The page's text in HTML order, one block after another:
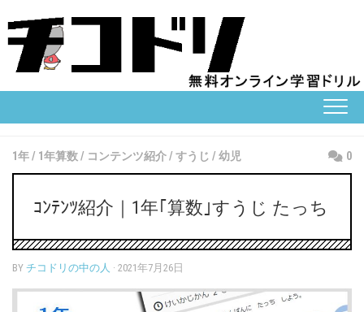
to
content
1年/ 1年算数/ コンテンツ紹介/ すうじ / 幼児 0
ｺﾝﾃﾝﾂ紹介｜1年｢算数｣すうじ たっち
BY チコドリの中の人 · 2021年7月26日